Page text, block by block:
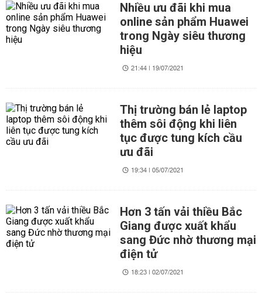
Nhiều ưu đãi khi mua
online sản phẩm Huawei
trong Ngày siêu thương
hiệu
21:44 | 19/07/2021
Thị trường bán lẻ laptop
thêm sôi động khi liên
tục được tung kích cầu
ưu đãi
19:34 | 05/07/2021
Hơn 3 tấn vải thiều Bắc
Giang được xuất khẩu
sang Đức nhờ thương mại
điện tử
18:23 | 02/07/2021